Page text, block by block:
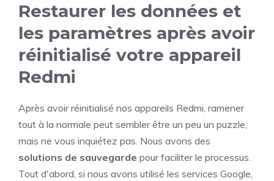
Restaurer les données et
les paramètres après avoir
réinitialisé votre appareil
Redmi
Après avoir réinitialisé nos appareils Redmi, ramener
tout à la normale peut sembler être un peu un puzzle,
mais ne vous inquiétez pas. Nous avons des
solutions de sauvegarde pour faciliter le processus.
Tout d'abord, si nous avons utilisé les services Google,